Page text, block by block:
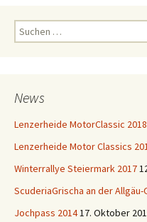
Suchen
nach:
News
Lenzerheide MotorClassic 2018
Lenzerheide Motor Classics
Winterrallye Steiermark 2017
ScuderiaGrischa an der Allgäu-
Jochpass 2014 17. Oktober